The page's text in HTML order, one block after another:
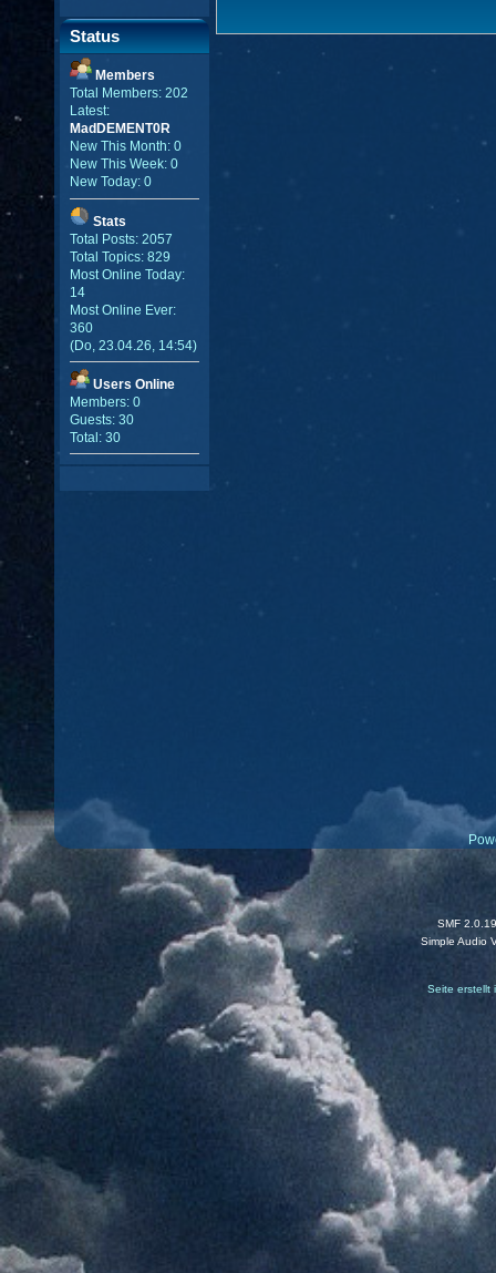
Status
Members
Total Members: 202
Latest:
MadDEMENT0R
New This Month: 0
New This Week: 0
New Today: 0
Stats
Total Posts: 2057
Total Topics: 829
Most Online Today:
14
Most Online Ever:
360
(Do, 23.04.26, 14:54)
Users Online
Members: 0
Guests: 30
Total: 30
SMF 2.0.19
Simple Audio
Seite erstellt